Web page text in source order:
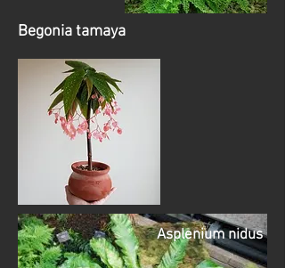
Begonia tamaya
Asplenium nidus